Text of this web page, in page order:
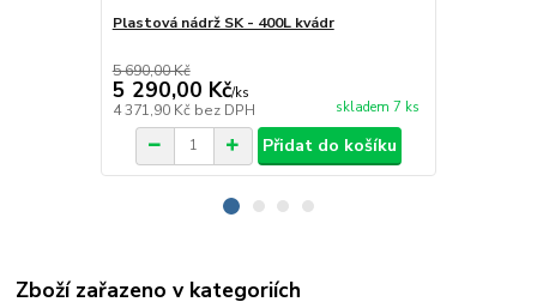
Plastová nádrž SK - 400L kvádr
5 690,00 Kč
5 290,00 Kč/ks
4 371,90 Kč bez DPH skladem 7 ks
Přidat do košíku
Zboží zařazeno v kategoriích